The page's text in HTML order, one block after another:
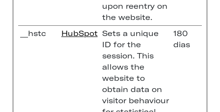
upon reentry on
the website.
__hstc HubSpot Sets a unique
ID for the
session. This
allows the
website to
obtain data on
visitor behaviour
180
dias